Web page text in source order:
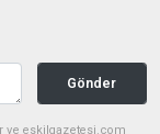
Gönder
ve eskilgazetesi.com